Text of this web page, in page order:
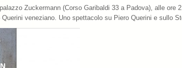
Zuckermann (Corso Garibaldi 33 a Padova), alle ore
veneziano. Uno spettacolo su Piero Querini e sullo